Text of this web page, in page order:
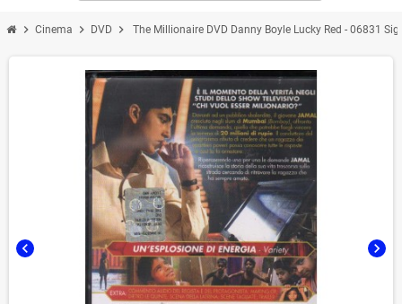
chevron_right Cinema chevron_right DVD chevron_right The Millionaire DVD Danny Boyle Lucky Red - 06831
chevron_left chevron_right